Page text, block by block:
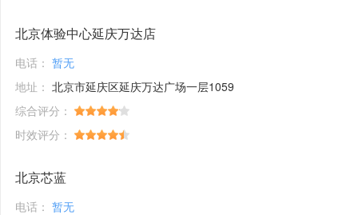
北京体验中心延庆万达店
电话： 暂无
地址： 北京市延庆区延庆万达广场一层1059
综合评分：
时效评分：
北京芯蓝
电话： 暂无